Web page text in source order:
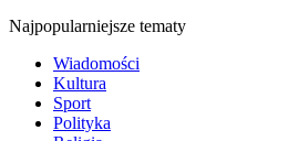
Najpopularniejsze tematy
Wiadomości
Kultura
Sport
Polityka